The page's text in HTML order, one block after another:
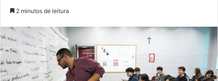
2 minutos de leitura